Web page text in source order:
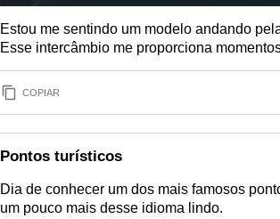
Estou me sentindo um modelo andando
Esse intercâmbio me proporciona
COPIAR
Pontos turísticos
Dia de conhecer um dos mais famosos
um pouco mais desse idioma lindo.